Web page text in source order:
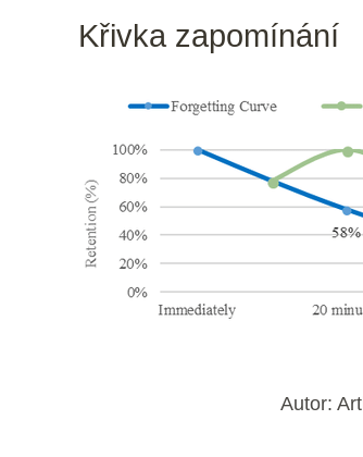
Křivka zapomínání
Autor: